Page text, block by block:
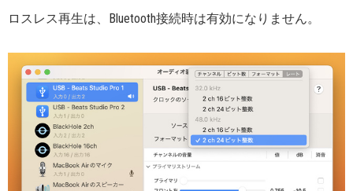
ロスレス再生は、Bluetooth接続時は有効になりません。